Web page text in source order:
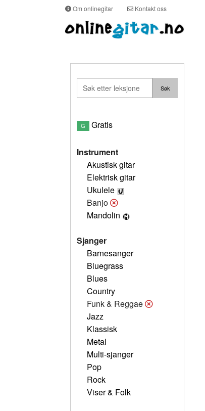
Om onlinegitar Kontakt oss
G Gratis
Instrument
Akustisk gitar
Elektrisk gitar
Ukulele
Banjo
Mandolin
Sjanger
Barnesanger
Bluegrass
Blues
Country
Funk & Reggae
Jazz
Klassisk
Metal
Multi-sjanger
Pop
Rock
Viser & Folk